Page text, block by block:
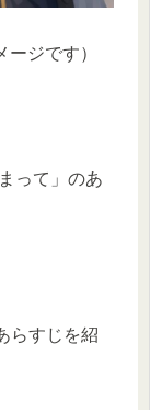
ジです）
って」のあ
らすじを紹